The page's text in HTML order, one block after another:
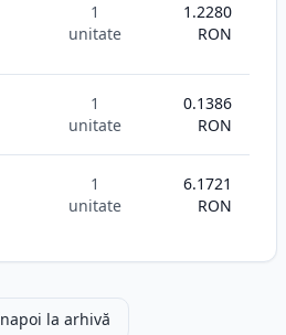
1
unitate
1.2280
RON
1
unitate
0.1386
RON
1
unitate
6.1721
RON
la arhivă